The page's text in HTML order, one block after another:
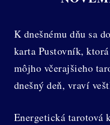
K dnešnému dňu sa
karta Pustovník,
môjho včerajšieho
dnešný deň, vraví
Energetická tarotová